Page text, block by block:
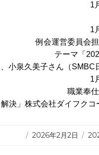
1
1
例会運営委員会
テーマ「
小泉久美子さん（
1
職業奉
決」株式会社ダイフク
投
2026年2月2日
カ